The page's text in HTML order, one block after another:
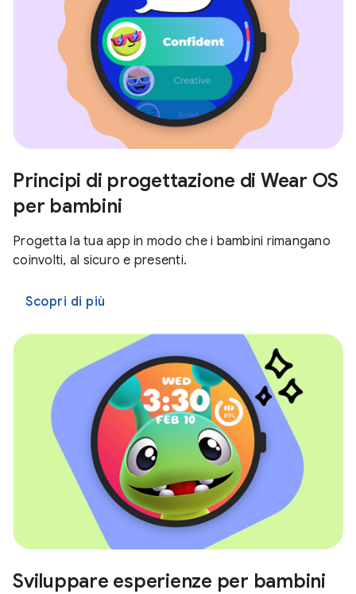
Principi di progettazione di Wear OS
per bambini
Progetta la tua app in modo che i bambini rimangano
coinvolti, al sicuro e presenti.
Scopri di più
Sviluppare esperienze per bambini